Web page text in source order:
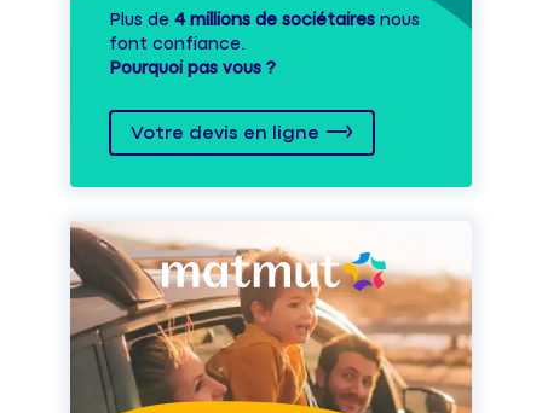
Plus de 4 millions de sociétaires nous
font confiance.
Pourquoi pas vous ?
Votre devis en ligne